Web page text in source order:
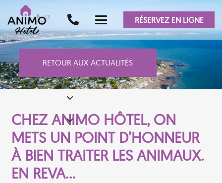
RÉSERVEZ EN LIGNE
RETOUR AUX ACTUALITÉS
CHEZ ANIMO HÔTEL, ON
METS UN POINT D’HONNEUR
À BIEN TRAITER LES ANIMAUX.
EN REVA…